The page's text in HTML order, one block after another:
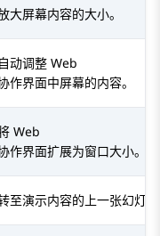
大屏幕内容的大小。
自动调整 Web
作界面中屏幕的内容。
Web
作界面扩展为窗口大小。
至演示内容的上一张幻灯